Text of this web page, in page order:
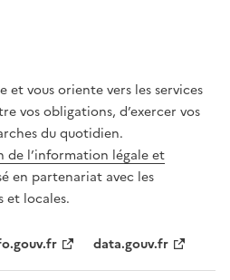
et vous oriente vers les services
vos obligations, d’exercer vos
du quotidien.
de l’information légale et
en partenariat avec les
et locales.
data.gouv.fr